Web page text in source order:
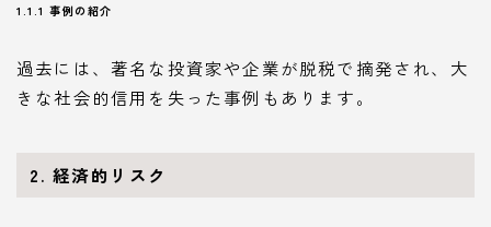
1.1.1 事例の紹介
過去には、著名な投資家や企業が脱税で摘発され、大
きな社会的信用を失った事例もあります。
2. 経済的リスク